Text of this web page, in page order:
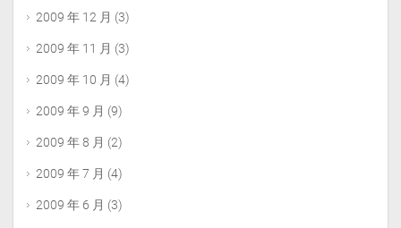
2009 年 12 月 (3)
2009 年 11 月 (3)
2009 年 10 月 (4)
2009 年 9 月 (9)
2009 年 8 月 (2)
2009 年 7 月 (4)
2009 年 6 月 (3)